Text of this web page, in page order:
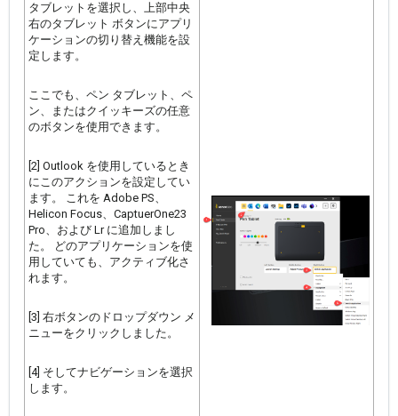
タブレットを選択し、上部中央
右のタブレット ボタンにアプリ
ケーションの切り替え機能を設
定します。
ここでも、ペン タブレット、ペ
ン、またはクイッキーズの任意
のボタンを使用できます。
[2] Outlook を使用しているとき
にこのアクションを設定してい
ます。 これを Adobe PS、
Helicon Focus、CaptuerOne23
Pro、および Lr に追加しまし
た。 どのアプリケーションを使
用していても、アクティブ化さ
れます。
[3] 右ボタンのドロップダウン メ
ニューをクリックしました。
[4] そしてナビゲーションを選択
します。